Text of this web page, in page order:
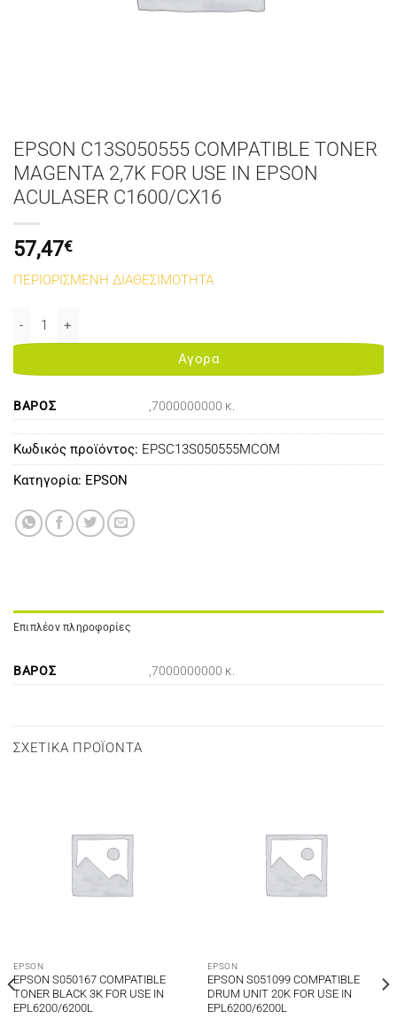
EPSON C13S050555 COMPATIBLE TONER
MAGENTA 2,7K FOR USE IN EPSON
ACULASER C1600/CX16
57,47€
ΠΕΡΙΟΡΙΣΜΕΝΗ ΔΙΑΘΕΣΙΜΟΤΗΤΑ
EPSON C13S050555 COMPATIBLE TONER MAGENTA 2,7K FOR
Αγορα
ΒΆΡΟΣ ,7000000000 κ.
Κωδικός προϊόντος: EPSC13S050555MCOM
Κατηγορία: EPSON
Επιπλέον πληροφορίες
ΒΆΡΟΣ ,7000000000 κ.
ΣΧΕΤΙΚΆ ΠΡΟΪΌΝΤΑ
EPSON
EPSON S050167 COMPATIBLE
TONER BLACK 3K FOR USE IN
EPL6200/6200L
EPSON
EPSON S051099 COMPATIBLE
DRUM UNIT 20K FOR USE IN
EPL6200/6200L